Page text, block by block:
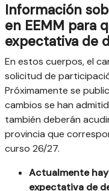
Información
en EEMM para
expectativa de
En estos cuerpos, el
solicitud de
Próximamente se
cambios se han
también deberán
provincia que
curso 26/27.
Actualmente
expectativa de